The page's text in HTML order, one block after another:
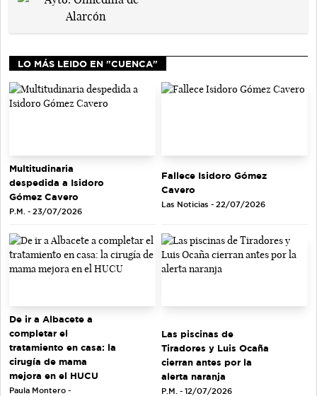
LO MÁS LEIDO EN "CUENCA"
Multitudinaria
despedida a Isidoro
Gómez Cavero
P.M. - 23/07/2026
Fallece Isidoro Gómez
Cavero
Las Noticias - 22/07/2026
De ir a Albacete a
completar el
tratamiento en casa: la
cirugía de mama
mejora en el HUCU
Paula Montero -
Las piscinas de
Tiradores y Luis Ocaña
cierran antes por la
alerta naranja
P.M. - 12/07/2026